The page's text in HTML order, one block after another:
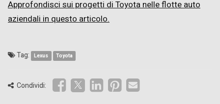
Approfondisci sui progetti di Toyota nelle flotte auto
aziendali in questo articolo.
Tag: Lexus Toyota
Condividi: